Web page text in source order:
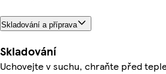
Skladování a příprava
Skladování
Uchovejte v suchu, chraňte před